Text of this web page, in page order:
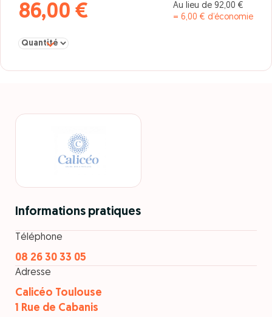
86,00 €
Au lieu de 92,00 €
= 6,00 € d’économie
Sélectionner la quantité pour PASS TEMPO 10 HEURES
Informations pratiques
Téléphone
08 26 30 33 05
Adresse
Calicéo Toulouse
1 Rue de Cabanis